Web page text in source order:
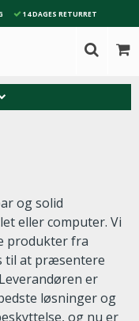
14 DAGES RETURRET
og solid
eller computer. Vi
produkter fra
til at præsentere
er
løsninger og
og nu er